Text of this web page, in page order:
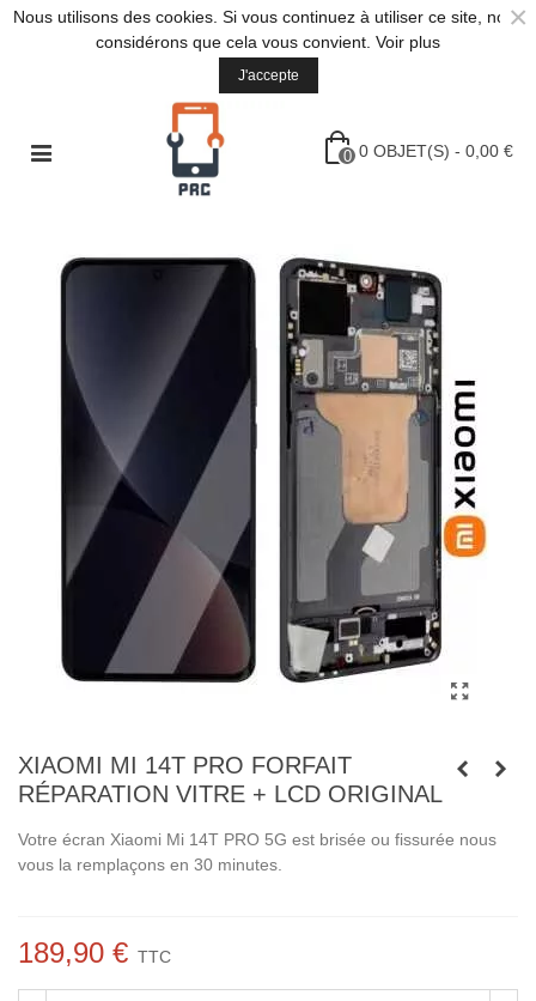
Nous utilisons des cookies. Si vous continuez à utiliser ce site, nous
considérons que cela vous convient. Voir plus
J'accepte
×
0 0 OBJET(S) - 0,00 €
XIAOMI MI 14T PRO FORFAIT
RÉPARATION VITRE + LCD ORIGINAL
Votre écran Xiaomi Mi 14T PRO 5G est brisée ou fissurée nous
vous la remplaçons en 30 minutes.
189,90 € TTC